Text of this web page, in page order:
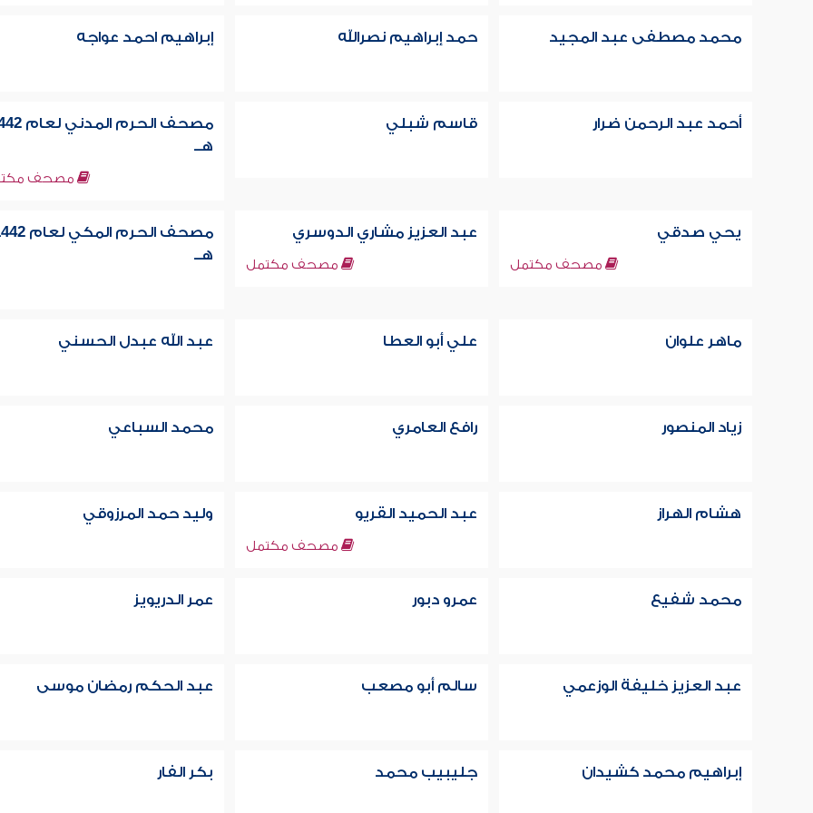
محمد مصطفى عبد المجيد حمد إبراهيم نصرالله إبراهيم احمد عواجه
أحمد عبد الرحمن ضرار قاسم شبلي
مصحف الحرم
هــ
مصحف
يحي صدقي
مصحف مكتمل
عبد العزيز مشاري الدوسري
مصحف مكتمل
مصحف الحرم المكي
هــ
ماهر علوان علي أبو العطا عبد الله عبدل الحسني
زياد المنصور رافع العامري محمد السباعي
هشام الهراز عبد الحميد القريو
مصحف مكتمل
وليد حمد المرزوقي
محمد شفيع عمرو دبور عمر الدريويز
عبد العزيز خليفة الوزعمي سالم أبو مصعب عبد الحكم رمضان موسى
إبراهيم محمد كشيدان جليبيب محمد بكر الفار